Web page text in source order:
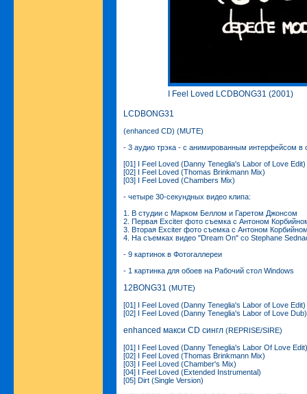
I Feel Loved LCDBONG31 (2001)
LCDBONG31
(enhanced CD) (MUTE)
- 3 аудио трэка - с анимированным интерфейсом в
[01] I Feel Loved (Danny Teneglia's Labor of Love Edit)
[02] I Feel Loved (Thomas Brinkmann Mix)
[03] I Feel Loved (Chambers Mix)
- четыре 30-секундных видео клипа:
1. В студии с Марком Беллом и Гаретом Джонсом
2. Первая Exciter фото съемка с Антоном
3. Вторая Exciter фото съемка с Антоном
4. На съемках видео "Dream On" со Stephane
- 9 картинок в Фотогаллереи
- 1 картинка для обоев на Рабочий стол Windows
12BONG31 (MUTE)
[01] I Feel Loved (Danny Teneglia's Labor of Love Edit)
[02] I Feel Loved (Danny Teneglia's Labor of Love Dub)
enhanced макси CD сингл (REPRISE/SIRE)
[01] I Feel Loved (Danny Teneglia's Labor Of Love Edit)
[02] I Feel Loved (Thomas Brinkmann Mix)
[03] I Feel Loved (Chamber's Mix)
[04] I Feel Loved (Extended Instrumental)
[05] Dirt (Single Version)